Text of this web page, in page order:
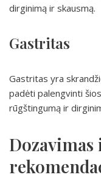
dirginimą ir skausmą.
Gastritas
Gastritas yra
padėti palengvinti
rūgštingumą ir